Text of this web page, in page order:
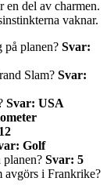
en del av charmen.
vaknar.
på planen? Svar:
Slam? Svar:
Svar: USA
Golf
planen? Svar: 5
avgörs i Frankrike?